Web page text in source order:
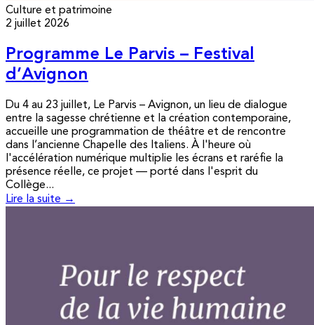
Culture et patrimoine
2 juillet 2026
Programme Le Parvis – Festival
d’Avignon
Du 4 au 23 juillet, Le Parvis – Avignon, un lieu de dialogue
entre la sagesse chrétienne et la création contemporaine,
accueille une programmation de théâtre et de rencontre
dans l’ancienne Chapelle des Italiens. À l'heure où
l'accélération numérique multiplie les écrans et raréfie la
présence réelle, ce projet — porté dans l'esprit du
Collège...
Lire la suite →